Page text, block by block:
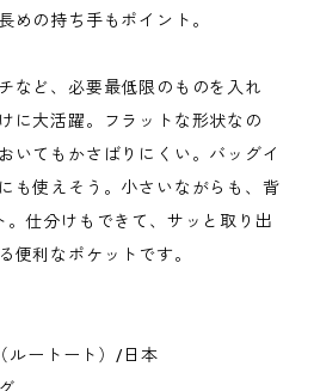
めの持ち手もポイント。
など、必要最低限のものを入れ
に大活躍。フラットな形状なの
いてもかさばりにくい。バッグイ
も使えそう。小さいながらも、背
仕分けもできて、サッと取り出
便利なポケットです。
ルートート）/日本